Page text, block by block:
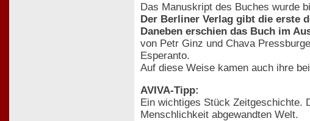
Das Manuskript des Buches wurde
Der Berliner Verlag gibt die erste
Daneben erschien das Buch im
von Petr Ginz und Chava
Esperanto.
Auf diese Weise kamen auch ihre
AVIVA-Tipp:
Ein wichtiges Stück Zeitgeschichte.
Menschlichkeit abgewandten Welt.